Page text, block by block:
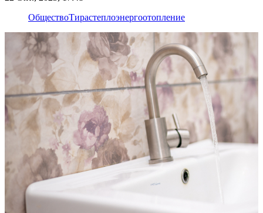
ОбществоТирастеплоэнергоотопление